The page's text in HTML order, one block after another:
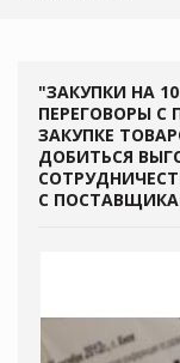
"ЗАКУПКИ НА
ПЕРЕГОВОРЫ
ЗАКУПКЕ
ДОБИТЬСЯ
С